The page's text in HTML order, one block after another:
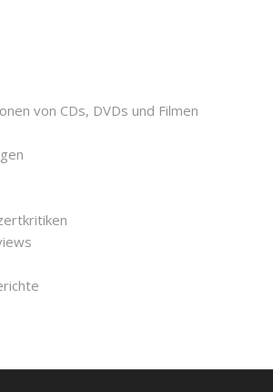
von CDs, DVDs und Filmen